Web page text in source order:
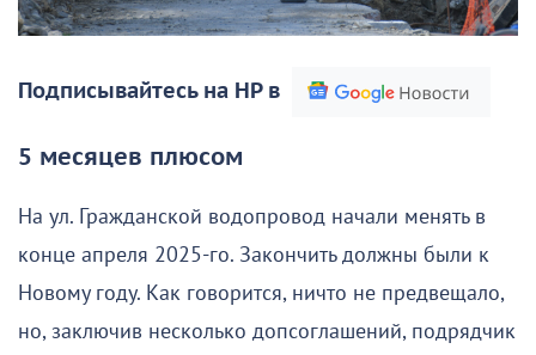
Подписывайтесь на НР в
5 месяцев плюсом
На ул. Гражданской водопровод начали менять в
конце апреля 2025-го. Закончить должны были к
Новому году. Как говорится, ничто не предвещало,
но, заключив несколько допсоглашений, подрядчик